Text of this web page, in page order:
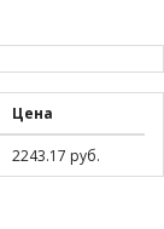
Цена
2243.17 руб.